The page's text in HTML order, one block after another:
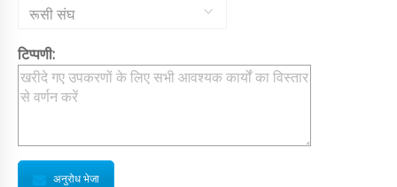
रूसी संघ
टिप्पणी:
अनुरोध भेजा